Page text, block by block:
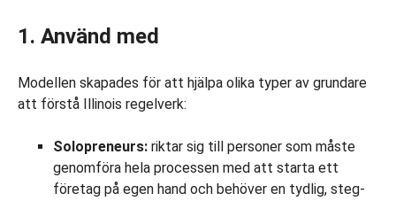
1. Använd med
Modellen skapades för att hjälpa olika typer av grundare
att förstå Illinois regelverk:
Solopreneurs: riktar sig till personer som måste
genomföra hela processen med att starta ett
företag på egen hand och behöver en tydlig, steg-